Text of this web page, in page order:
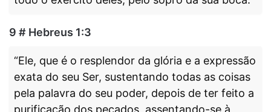
9 # Hebreus 1:3
“Ele, que é o resplendor da glória e a expressão
exata do seu Ser, sustentando todas as coisas
pela palavra do seu poder, depois de ter feito a
purificação dos pecados, assentando-se à